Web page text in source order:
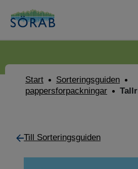
Start
Sorteringsguiden
pappersforpackningar
Till Sorteringsguiden